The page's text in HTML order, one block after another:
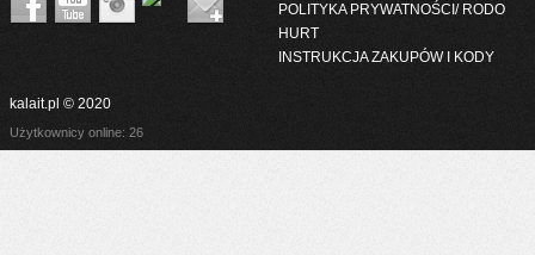
POLITYKA PRYWATNOŚCI/ RODO
HURT
INSTRUKCJA ZAKUPÓW I KODY
kalait.pl © 2020
Użytkownicy online: 26